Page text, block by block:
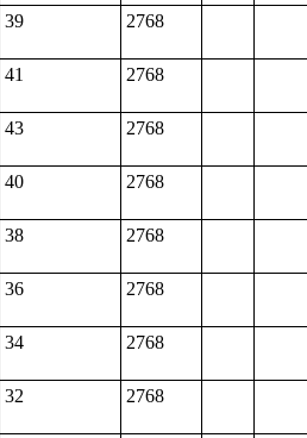
39 2768
41 2768
43 2768
40 2768
38 2768
36 2768
34 2768
32 2768